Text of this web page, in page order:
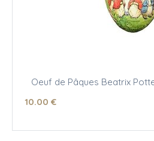
Oeuf de Pâques Beatrix
10.00 €